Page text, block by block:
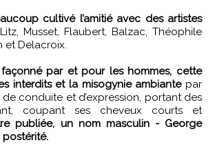
cultivé l’amitié avec des artistes
Musset, Flaubert, Balzac, Théophile
et Delacroix.
par et pour les hommes, cette
interdits et la misogynie ambiantepar
conduite et d’expression, portant des
coupant ses cheveux courts et
publiée, un nom masculin - George
postérité.